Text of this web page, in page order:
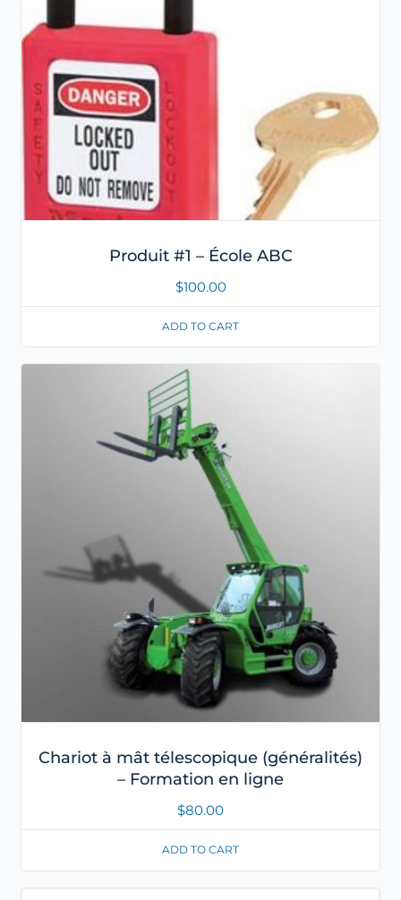
Produit #1 – École ABC
$100.00
ADD TO CART
Chariot à mât télescopique (généralités)
– Formation en ligne
$80.00
ADD TO CART